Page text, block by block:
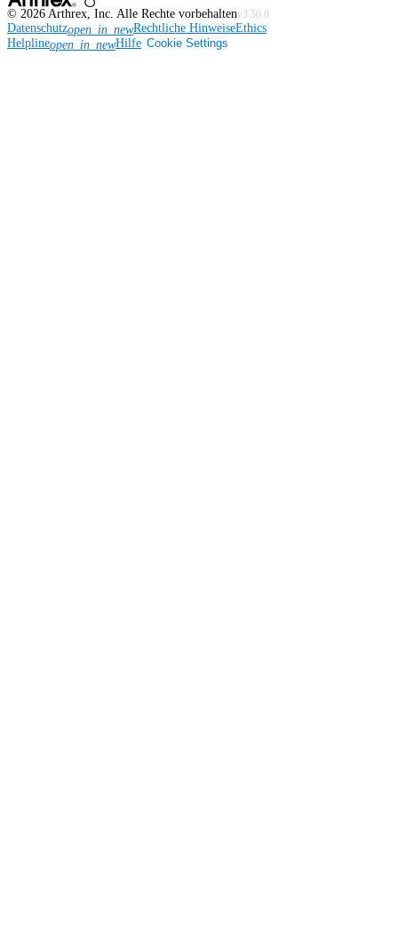
© 2026 Arthrex, Inc. Alle Rechte vorbehaltenv3.56.0
Datenschutzopen_in_newRechtliche HinweiseEthics
Helplineopen_in_newHilfe Cookie Settings